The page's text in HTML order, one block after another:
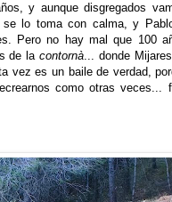
y aunque disgregados
lo toma con calma, y
Pero no hay mal que 100
de lacontornà... donde
vez es un baile de verdad,
como otras veces...